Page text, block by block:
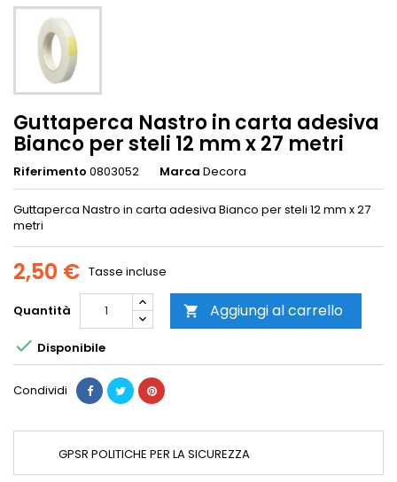
Guttaperca Nastro in carta adesiva
Bianco per steli 12 mm x 27 metri
Riferimento 0803052 Marca Decora
Guttaperca Nastro in carta adesiva Bianco per steli 12 mm x 27
metri
2,50 € Tasse incluse
Quantità  Aggiungi al carrello
 Disponibile
Condividi
GPSR POLITICHE PER LA SICUREZZA